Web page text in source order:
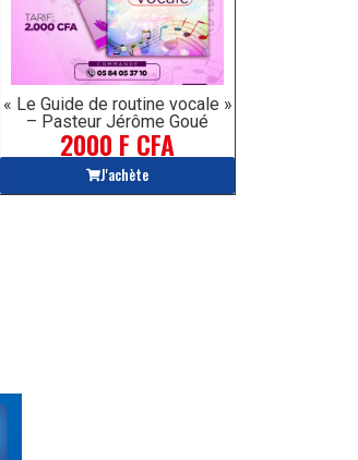
« Le Guide de routine vocale »
– Pasteur Jérôme Goué
2000 F CFA
J'achète